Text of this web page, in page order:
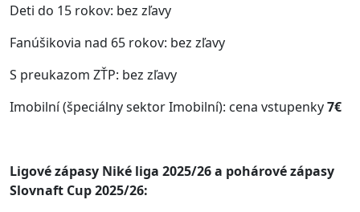
Deti do 15 rokov: bez zľavy
Fanúšikovia nad 65 rokov: bez zľavy
S preukazom ZŤP: bez zľavy
Imobilní (špeciálny sektor Imobilní): cena vstupenky7€
Ligové zápasy Niké liga 2025/26 a pohárové zápasy
Slovnaft Cup 2025/26: